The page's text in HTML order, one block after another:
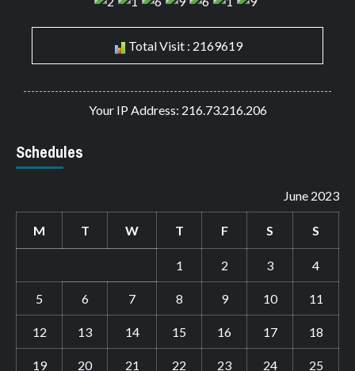
Total Visit : 2169619
Your IP Address: 216.73.216.206
Schedules
June 2023
M T W T F S S
1 2 3 4
5 6 7 8 9 10 11
12 13 14 15 16 17 18
19 20 21 22 23 24 25